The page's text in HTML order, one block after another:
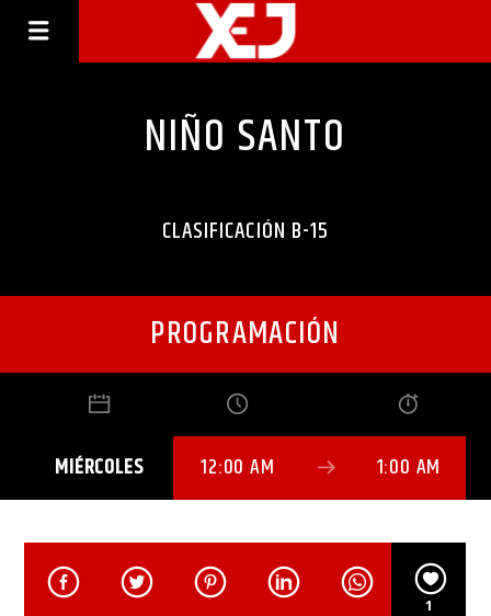
NIÑO SANTO
CLASIFICACIÓN B-15
PROGRAMACIÓN
MIÉRCOLES 12:00 AM 1:00 AM
1